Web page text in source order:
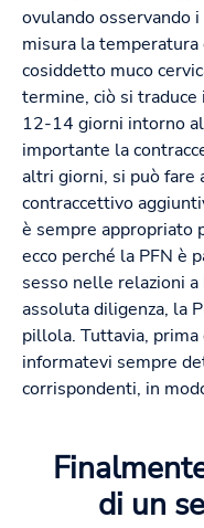
ovulando osservando
misura la
cosiddetto muco
termine, ciò si
12-14 giorni intorno
importante la
altri giorni, si può fare
contraccettivo
è sempre appropriato
ecco perché la PFN è
sesso nelle relazioni
assoluta diligenza, la
pillola. Tuttavia,
informatevi sempre
corrispondenti, in
di un